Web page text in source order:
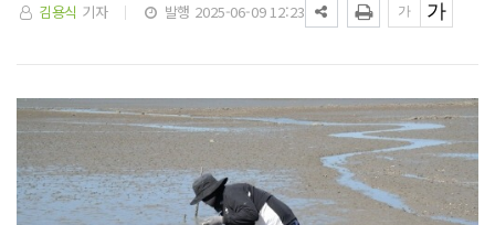
김용식 기자 발행 2025-06-09 12:23